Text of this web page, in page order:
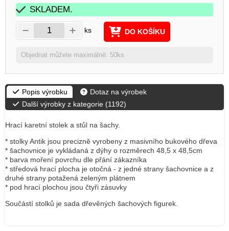
SKLADEM.
ks DO KOŠÍKU
Objednat můžete maximálně: 50ks
Popis výrobku
Dotaz na výrobek
Další výrobky z kategorie (1192)
Hrací karetní stolek a stůl na šachy.
* stolky Antik jsou precizně vyrobeny z masivního bukového dřeva
* šachovnice je vykládaná z dýhy o rozměrech 48,5 x 48,5cm
* barva moření povrchu dle přání zákazníka
* středová hrací plocha je otočná - z jedné strany šachovnice a z
druhé strany potažená zeleným plátnem
* pod hrací plochou jsou čtyři zásuvky
Součástí stolků je sada dřevěných šachových figurek.